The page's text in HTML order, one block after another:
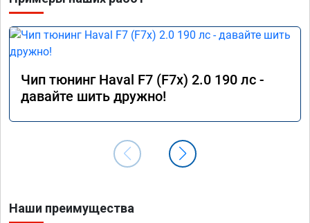
Чип тюнинг Haval F7 (F7x) 2.0 190 лс -
давайте шить дружно!
Наши преимущества